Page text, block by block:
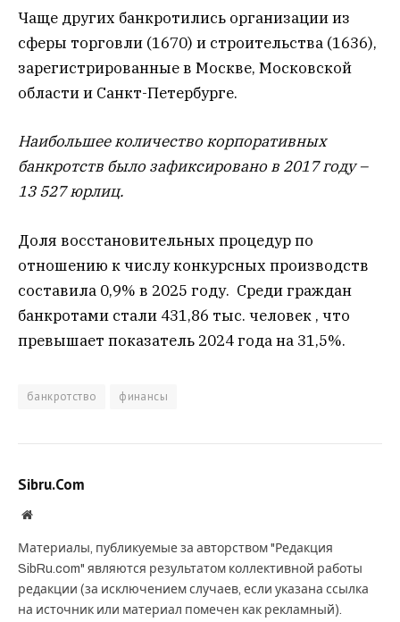
Чаще других банкротились организации из
сферы торговли (1670) и строительства (1636),
зарегистрированные в Москве, Московской
области и Санкт-Петербурге.
Наибольшее количество корпоративных
банкротств было зафиксировано в 2017 году –
13 527 юрлиц.
Доля восстановительных процедур по
отношению к числу конкурсных производств
составила 0,9% в 2025 году. Среди граждан
банкротами стали 431,86 тыс. человек , что
превышает показатель 2024 года на 31,5%.
банкротство финансы
Sibru.Com
Website
Материалы, публикуемые за авторством "Редакция
SibRu.com" являются результатом коллективной работы
редакции (за исключением случаев, если указана ссылка
на источник или материал помечен как рекламный).